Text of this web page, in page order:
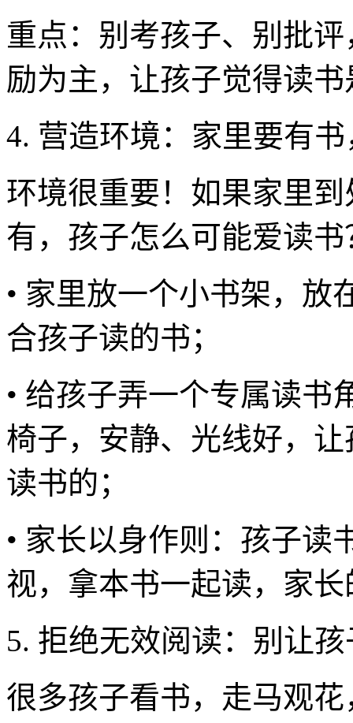
重点：别考孩子、别批
励为主，让孩子觉得读
4. 营造环境：家里要有
环境很重要！如果家里
有，孩子怎么可能爱读书
• 家里放一个小书架，放
合孩子读的书；
• 给孩子弄一个专属读书
椅子，安静、光线好，
读书的；
• 家长以身作则：孩子读
视，拿本书一起读，家
5. 拒绝无效阅读：别让
很多孩子看书，走马观